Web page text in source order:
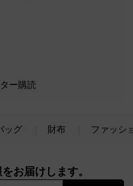
ー購読
ッグ 財布 ファッシ
お届けします。​